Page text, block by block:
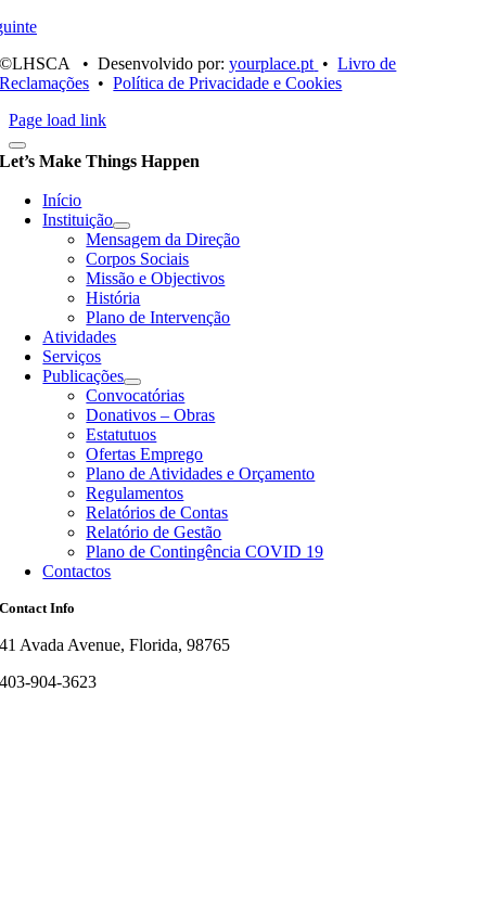
©LHSCA • Desenvolvido por:yourplace.pt •Livro de
Reclamações •Política de Privacidade e Cookies
Page load link
Let’s Make Things Happen
Início
Instituição
Mensagem da Direção
Corpos Sociais
Missão e Objectivos
História
Plano de Intervenção
Atividades
Serviços
Publicações
Convocatórias
Donativos – Obras
Estatutuos
Ofertas Emprego
Plano de Atividades e Orçamento
Regulamentos
Relatórios de Contas
Relatório de Gestão
Plano de Contingência COVID 19
Contactos
Contact Info
41 Avada Avenue, Florida, 98765
403-904-3623